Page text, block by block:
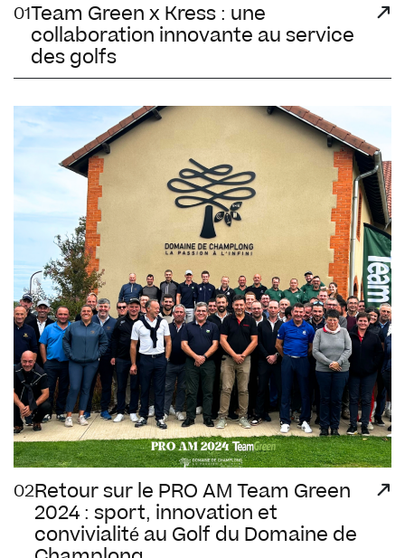
01Team Green x Kress : une
collaboration innovante au service
des golfs
02Retour sur le PRO AM Team Green
2024 : sport, innovation et
convivialité au Golf du Domaine de